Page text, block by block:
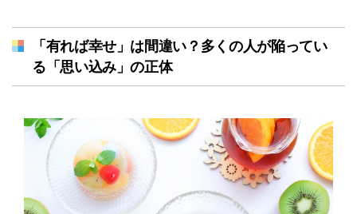
「有れば幸せ」は間違い？多くの人が陥ってい
る「思い込み」の正体